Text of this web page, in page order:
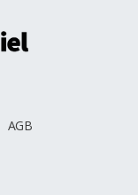
AGB